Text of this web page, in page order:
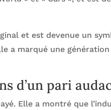
et est devenue un
a marqué une
d’un pari
Elle a montré que